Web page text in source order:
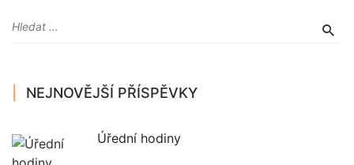
NEJNOVĚJŠÍ PŘÍSPĚVKY
Úřední hodiny